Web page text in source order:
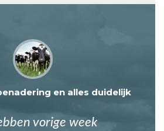
en alles duidelijk
vorige week